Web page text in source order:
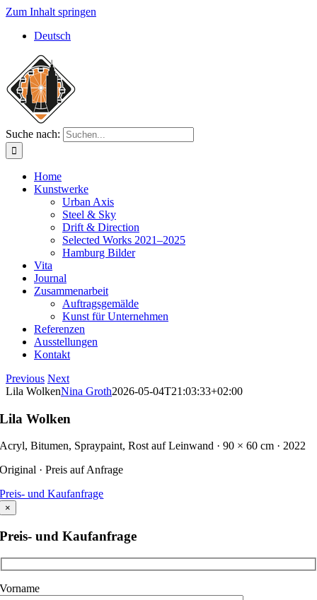
Zum Inhalt springen
Deutsch
Suche nach:
Home
Kunstwerke
Urban Axis
Steel & Sky
Drift & Direction
Selected Works 2021–2025
Hamburg Bilder
Vita
Journal
Zusammenarbeit
Auftragsgemälde
Kunst für Unternehmen
Referenzen
Ausstellungen
Kontakt
Previous Next
Lila WolkenNina Groth2026-05-04T21:03:33+02:00
Lila Wolken
Acryl, Bitumen, Spraypaint, Rost auf Leinwand · 90 × 60 cm · 2022
Original · Preis auf Anfrage
Preis- und Kaufanfrage
×
Preis- und Kaufanfrage
Vorname